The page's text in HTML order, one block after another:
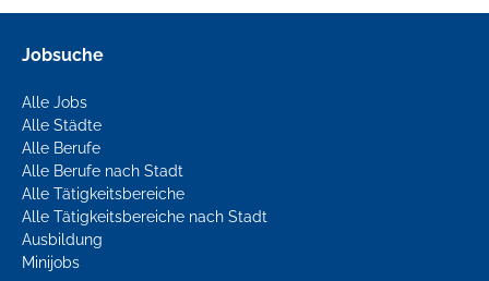
Jobsuche
Alle Jobs
Alle Städte
Alle Berufe
Alle Berufe nach Stadt
Alle Tätigkeitsbereiche
Alle Tätigkeitsbereiche nach Stadt
Ausbildung
Minijobs